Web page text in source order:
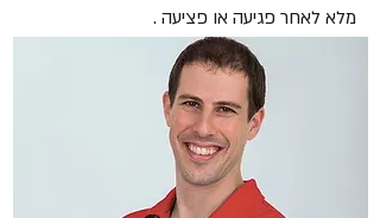
מלא לאחר פגיעה או פציעה .